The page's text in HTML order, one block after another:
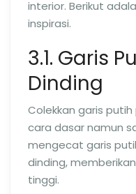
interior. Berikut
inspirasi.
3.1. Garis
Dinding
Colekkan garis
cara dasar namun
mengecat garis
dinding,
tinggi.